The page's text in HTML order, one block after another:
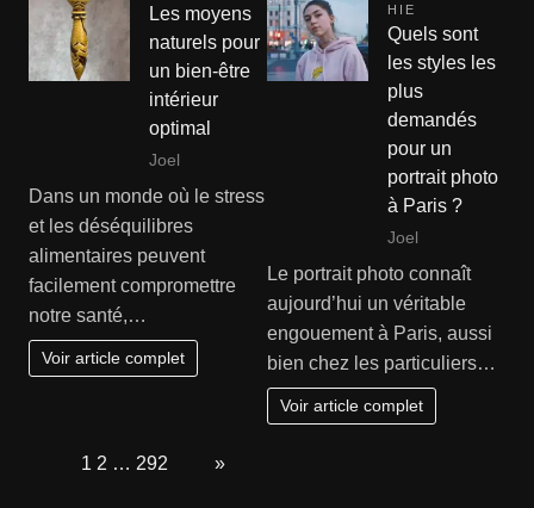
Les moyens
naturels pour
un bien-être
intérieur
optimal
Joel
Dans un monde où le stress
et les déséquilibres
alimentaires peuvent
facilement compromettre
notre santé,…
Voir article complet
HIE
Quels sont
les styles les
plus
demandés
pour un
portrait photo
à Paris ?
Joel
Le portrait photo connaît
aujourd’hui un véritable
engouement à Paris, aussi
bien chez les particuliers…
Voir article complet
1 2 … 292 »